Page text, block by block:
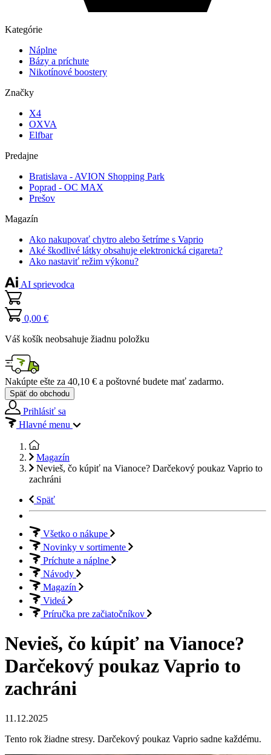
Kategórie
Náplne
Bázy a príchute
Nikotínové boostery
Značky
X4
OXVA
Elfbar
Predajne
Bratislava - AVION Shopping Park
Poprad - OC MAX
Prešov
Magazín
Ako nakupovať chytro alebo šetríme s Vaprio
Aké škodlivé látky obsahuje elektronická cigareta?
Ako nastaviť režim výkonu?
AI sprievodca
0,00 €
Váš košík neobsahuje žiadnu položku
Nakúpte ešte za 40,10 € a poštovné budete mať zadarmo.
Späť do obchodu
Prihlásiť sa
Hlavné menu
Magazín
Nevieš, čo kúpiť na Vianoce? Darčekový poukaz Vaprio to
zachráni
Späť
Všetko o nákupe
Novinky v sortimente
Príchute a náplne
Návody
Magazín
Videá
Príručka pre začiatočníkov
Nevieš, čo kúpiť na Vianoce?
Darčekový poukaz Vaprio to
zachráni
11.12.2025
Tento rok žiadne stresy. Darčekový poukaz Vaprio sadne každému.